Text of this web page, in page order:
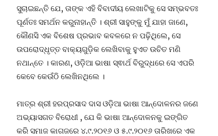
ସୁଚାଇଛନ୍ତି ଯେ, ତାଙ୍କ ଏହି ବିବାଦୀୟ ଲେଖାଟିକୁ ସେ ସମ୍ଭବତଃ
ପୂର୍ଣତଃ ସମର୍ଥନ କରୁନାହାନ୍ତି । ଶ୍ରୀ ସାହୁଙ୍କୁ ମୁଁ ଯାହା ଜାଣେ,
କୌଣସି ଏକ ବିଶେଷ ପ୍ରଭାବ କବଳରେ ନ ପଢ଼ିଥିଲେ, ସେ
ଉପରୋଦ୍ଧୃତ୍ତ ବାକ୍ୟଗୁଡ଼ିକ ଲେଖିବାକୁ ହୁଏତ ଉଚିତ ମଣି
ନଥାନ୍ତେ । କାରଣ, ଓଡ଼ିଆ ଭାଷା ସ୍ଵାର୍ଥ ବିରୁଦ୍ଧରେ ସେ ଏପରି
କେବେ କେଉଁଠି ଲେଖିନଥିଲେ ।
ମାତ୍ର ଶ୍ରୀ ହରପ୍ରସାଦ ଦାସ ଓଡ଼ିଆ ଭାଷା ଆନ୍ଦୋଳନର ଜଣେ
ଅଭ୍ୟାସଗତ ବିରୋଧୀ , ଯେ କି ଭାଷା ଆନ୍ଦୋଳନକୁ ଇଙ୍ଗିତ
କରି ସମାଜ କାଗଜରେ ୪.୯.୨୦୧୬ ଓ ୫.୯.୨୦୧୬ ତାରିଖରେ ଏକ